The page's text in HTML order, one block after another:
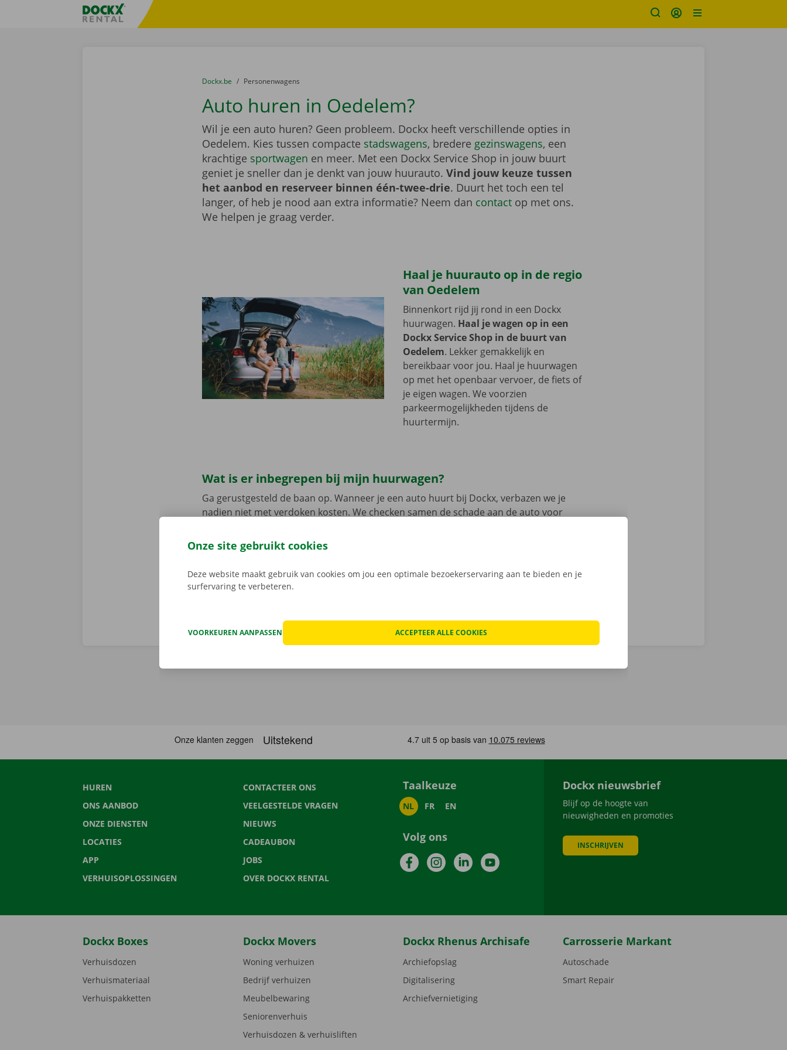
Taalselectie overslaanFratello DEMO
U bevindt zich hier:
van
Dockx.be naar
Personenwagens
Auto huren in Oedelem?
Wil je een auto huren? Geen probleem. Dockx heeft verschillende opties in
Oedelem. Kies tussen compacte stadswagens, bredere gezinswagens, een
krachtige sportwagen en meer. Met een Dockx Service Shop in jouw buurt
geniet je sneller dan je denkt van jouw huurauto. Vind jouw keuze tussen
het aanbod en reserveer binnen één-twee-drie. Duurt het toch een tel
langer, of heb je nood aan extra informatie? Neem dan contactop met ons.
We helpen je graag verder.
Haal je huurauto op in de regio
van Oedelem
Binnenkort rijd jij rond in een Dockx
huurwagen. Haal je wagen op in een
Dockx Service Shop in de buurt van
Oedelem. Lekker gemakkelijk en
bereikbaar voor jou. Haal je huurwagen
op met het openbaar vervoer, de fiets of
je eigen wagen. We voorzien
parkeermogelijkheden tijdens de
huurtermijn.
Wat is er inbegrepen bij mijn huurwagen?
Ga gerustgesteld de baan op. Wanneer je een auto huurt bij Dockx, verbazen we je
nadien niet met verdoken kosten. We checken samen de schade aan de auto voor
persoonlijke service zijn onze prioriteit.
onderweg? Dan staat er 24/7 assistentie en pechverhelping voor je klaar.
HUREN
ONS AANBOD
ONZE DIENSTEN
LOCATIES
APP
VERHUISOPLOSSINGEN
CONTACTEER ONS
VEELGESTELDE VRAGEN
NIEUWS
CADEAUBON
JOBS
OVER DOCKX RENTAL
Taalkeuze
NL FR EN
Volg ons
FacebookInstagramLinkedInYouTube
Dockx nieuwsbrief
Blijf op de hoogte van
nieuwigheden en promoties
INSCHRIJVEN
Dockx Boxes
Verhuisdozen
Verhuismateriaal
Verhuispakketten
Dockx Movers
Woning verhuizen
Bedrijf verhuizen
Meubelbewaring
Seniorenverhuis
Verhuisdozen & verhuisliften
Dockx Rhenus Archisafe
Archiefopslag
Digitalisering
Archiefvernietiging
Carrosserie Markant
Autoschade
Smart Repair
Onze site gebruikt cookies
Deze website maakt gebruik van cookies om jou een optimale bezoekerservaring aan te bieden en je
surfervaring te verbeteren.
VOORKEUREN AANPASSEN ACCEPTEER ALLE COOKIES